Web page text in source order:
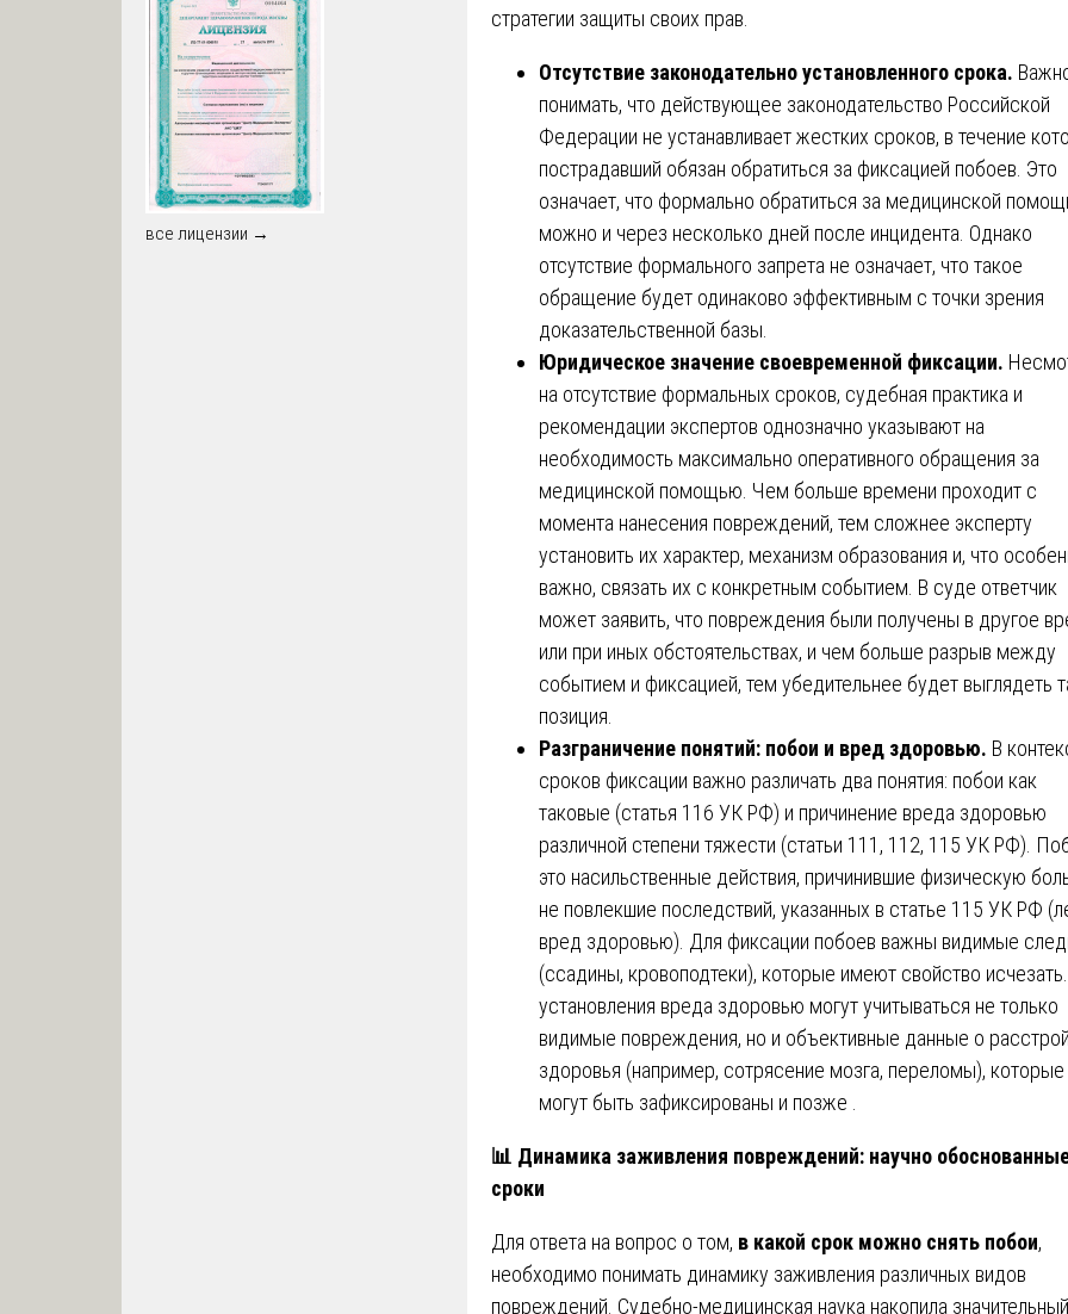
стратегии защиты своих прав.
Отсутствие законодательно установленного срока.
понимать, что действующее законодательство Российской
Федерации не устанавливает жестких сроков, в течение
пострадавший обязан обратиться за фиксацией побоев. Это
означает, что формально обратиться за медицинской
можно и через несколько дней после инцидента. Однако
отсутствие формального запрета не означает, что такое
обращение будет одинаково эффективным с точки зрения
доказательственной базы.
Юридическое значение своевременной фиксации.
на отсутствие формальных сроков, судебная практика и
рекомендации экспертов однозначно указывают на
необходимость максимально оперативного обращения за
медицинской помощью. Чем больше времени проходит с
момента нанесения повреждений, тем сложнее эксперту
установить их характер, механизм образования и, что
важно, связать их с конкретным событием. В суде ответчик
может заявить, что повреждения были получены в другое
или при иных обстоятельствах, и чем больше разрыв между
событием и фиксацией, тем убедительнее будет выглядеть
позиция.
Разграничение понятий: побои и вред здоровью. В
сроков фиксации важно различать два понятия: побои как
таковые (статья 116 УК РФ) и причинение вреда здоровью
различной степени тяжести (статьи 111, 112, 115 УК РФ).
это насильственные действия, причинившие физическую
не повлекшие последствий, указанных в статье 115 УК РФ
вред здоровью). Для фиксации побоев важны видимые
(ссадины, кровоподтеки), которые имеют свойство
установления вреда здоровью могут учитываться не только
видимые повреждения, но и объективные данные о
здоровья (например, сотрясение мозга, переломы), которые
могут быть зафиксированы и позже .
📊 Динамика заживления повреждений: научно
сроки
Для ответа на вопрос о том, в какой срок можно снять побои,
необходимо понимать динамику заживления различных видов
повреждений. Судебно-медицинская наука накопила значительный
все лицензии →